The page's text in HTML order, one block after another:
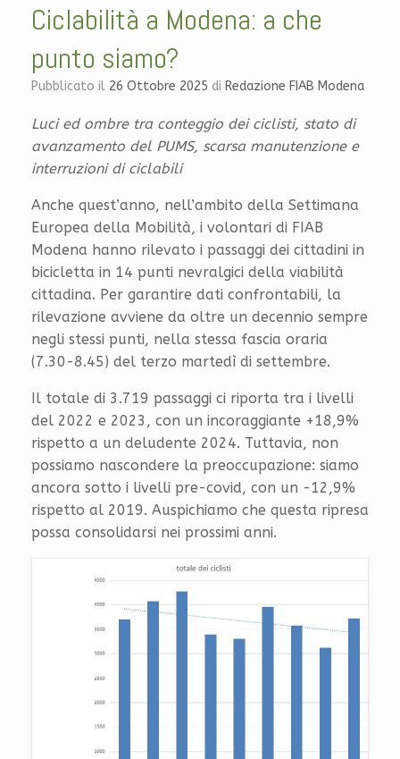
Ciclabilità a Modena: a che
punto siamo?
Pubblicato il 26 Ottobre 2025 di Redazione FIAB Modena
Luci ed ombre tra conteggio dei ciclisti, stato di
avanzamento del PUMS, scarsa manutenzione e
interruzioni di ciclabili
Anche quest’anno, nell’ambito della Settimana
Europea della Mobilità, i volontari di FIAB
Modena hanno rilevato i passaggi dei cittadini in
bicicletta in 14 punti nevralgici della viabilità
cittadina. Per garantire dati confrontabili, la
rilevazione avviene da oltre un decennio sempre
negli stessi punti, nella stessa fascia oraria
(7.30-8.45) del terzo martedì di settembre.
Il totale di 3.719 passaggi ci riporta tra i livelli
del 2022 e 2023, con un incoraggiante +18,9%
rispetto a un deludente 2024. Tuttavia, non
possiamo nascondere la preoccupazione: siamo
ancora sotto i livelli pre-covid, con un -12,9%
rispetto al 2019. Auspichiamo che questa ripresa
possa consolidarsi nei prossimi anni.